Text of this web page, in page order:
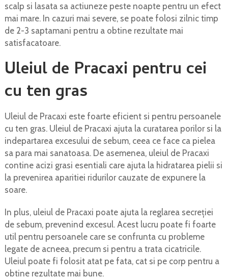
scalp si lasata sa actiuneze peste noapte pentru un efect
mai mare. In cazuri mai severe, se poate folosi zilnic timp
de 2-3 saptamani pentru a obtine rezultate mai
satisfacatoare.
Uleiul de Pracaxi pentru cei
cu ten gras
Uleiul de Pracaxi este foarte eficient si pentru persoanele
cu ten gras. Uleiul de Pracaxi ajuta la curatarea porilor si la
indepartarea excesului de sebum, ceea ce face ca pielea
sa para mai sanatoasa. De asemenea, uleiul de Pracaxi
contine acizi grasi esentiali care ajuta la hidratarea pielii si
la prevenirea aparitiei ridurilor cauzate de expunere la
soare.
In plus, uleiul de Pracaxi poate ajuta la reglarea secreției
de sebum, prevenind excesul. Acest lucru poate fi foarte
util pentru persoanele care se confrunta cu probleme
legate de acneea, precum si pentru a trata cicatricile.
Uleiul poate fi folosit atat pe fata, cat si pe corp pentru a
obtine rezultate mai bune.